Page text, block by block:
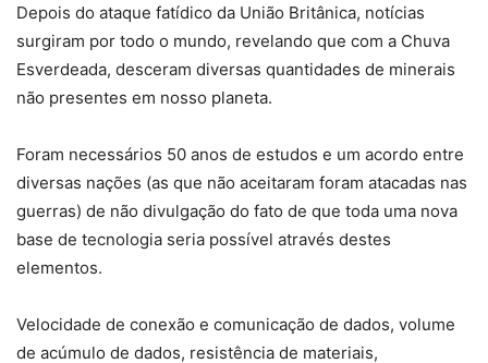
Depois do ataque fatídico da União Britânica, notícias
surgiram por todo o mundo, revelando que com a Chuva
Esverdeada, desceram diversas quantidades de minerais
não presentes em nosso planeta.
Foram necessários 50 anos de estudos e um acordo entre
diversas nações (as que não aceitaram foram atacadas nas
guerras) de não divulgação do fato de que toda uma nova
base de tecnologia seria possível através destes
elementos.
Velocidade de conexão e comunicação de dados, volume
de acúmulo de dados, resistência de materiais,